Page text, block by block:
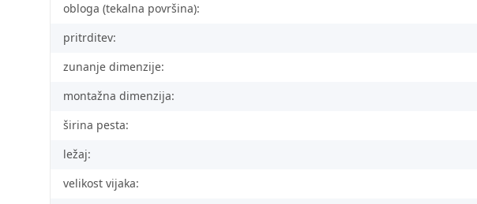
obloga (tekalna površina):
pritrditev:
zunanje dimenzije:
montažna dimenzija:
širina pesta:
ležaj:
velikost vijaka: